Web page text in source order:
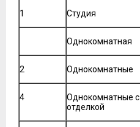
1 Студия
Однокомнатная
2 Однокомнатные
4
Однокомнатные с
отделкой